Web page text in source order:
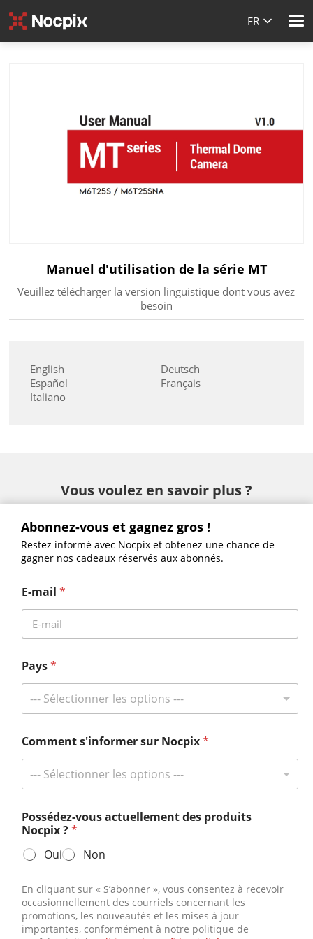
FR
Manuel d'utilisation de la série MT
Veuillez télécharger la version linguistique dont vous avez
besoin
English
Deutsch
Español
Français
Italiano
Vous voulez en savoir plus ?
ACE – S60R•H50R•H50•L35
LUMI – H35•L35•L19•P13
Abonnez-vous et gagnez gros !
Restez informé avec Nocpix et obtenez une chance de gagner nos
cadeaux réservés aux abonnés.
Contactez-nous
Tél.: +49 800 1806627
E-mail: info@nocpix.com
E-mail: service@nocpix.com(Uniquement pour le support
technique)
Abonnez-vous et gagnez gros !
Restez informé avec Nocpix et obtenez une chance de
gagner nos cadeaux réservés aux abonnés.
E-mail *
Pays*
--- Sélectionner les options ---
Comment s'informer sur Nocpix*
--- Sélectionner les options ---
Possédez-vous actuellement des produits
Nocpix ?*
Oui
Non
En cliquant sur « S’abonner », vous consentez à recevoir
occasionnellement des courriels concernant les
promotions, les nouveautés et les mises à jour
importantes, conformément à notre politique de